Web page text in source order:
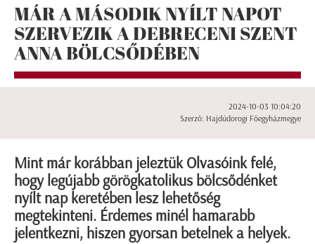
MÁR A MÁSODIK NYÍLT NAPOT
SZERVEZIK A DEBRECENI SZENT
ANNA BÖLCSŐDÉBEN
2024-10-03 10:04:20
Szerző: Hajdúdorogi Főegyházmegye
Mint már korábban jeleztük Olvasóink felé,
hogy legújabb görögkatolikus bölcsődénket
nyílt nap keretében lesz lehetőség
megtekinteni. Érdemes minél hamarabb
jelentkezni, hiszen gyorsan betelnek a helyek.